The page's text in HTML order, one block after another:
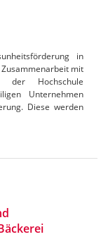
in
mit
der Hochschule
Unternehmen
Diese werden